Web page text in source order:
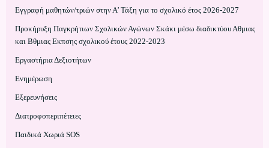
Εγγραφή μαθητών/τριών στην Α’ Τάξη για το σχολικό έτος 2026-2027
Προκήρυξη Παγκρήτιων Σχολικών Αγώνων Σκάκι μέσω διαδικτύου Αθμιας
και Βθμιας Εκπσης σχολικού έτους 2022-2023
Εργαστήρια Δεξιοτήτων
Ενημέρωση
Εξερευνήσεις
Διατροφοπεριπέτειες
Παιδικά Χωριά SOS